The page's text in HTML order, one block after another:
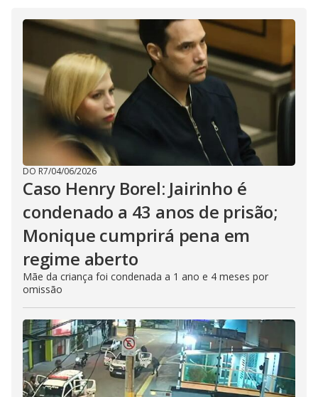
DO R7/04/06/2026
Caso Henry Borel: Jairinho é
condenado a 43 anos de prisão;
Monique cumprirá pena em
regime aberto
Mãe da criança foi condenada a 1 ano e 4 meses por
omissão